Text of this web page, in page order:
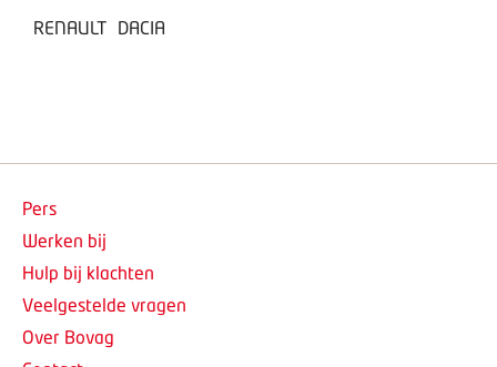
RENAULT DACIA
Pers
Werken bij
Hulp bij klachten
Veelgestelde vragen
Over Bovag